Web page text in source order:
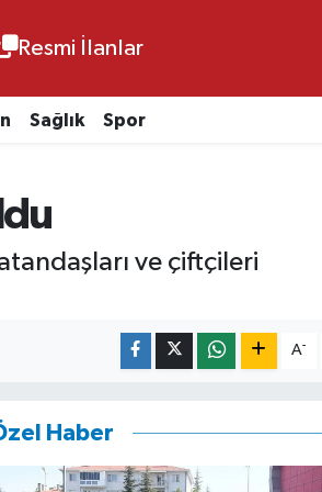
Resmi İlanlar
Sağlık Spor
ve çiftçileri
A-
Haber